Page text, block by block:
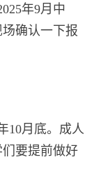
年9月中
确认一下报
月底。成人
要提前做好